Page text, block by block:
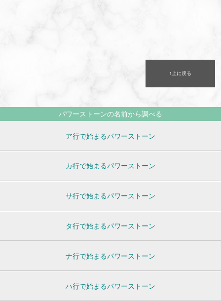
↑上に戻る
パワーストーンの名前から調べる
ア行で始まるパワーストーン
カ行で始まるパワーストーン
サ行で始まるパワーストーン
タ行で始まるパワーストーン
ナ行で始まるパワーストーン
ハ行で始まるパワーストーン